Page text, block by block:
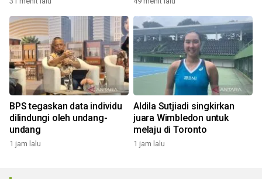
BPS tegaskan data individu
dilindungi oleh undang-
undang
1 jam lalu
Aldila Sutjiadi singkirkan
juara Wimbledon untuk
melaju di Toronto
1 jam lalu